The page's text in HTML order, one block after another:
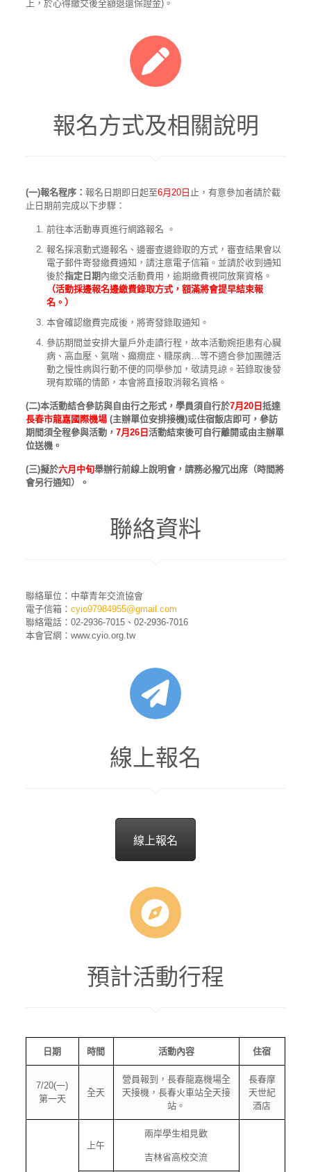
上，於心得繳交後全額退還保證金)。
報名方式及相關說明
(一)報名程序： 報名日期即日起至6月20日 止，有意參加者請於截
止日期前完成以下步驟：
前往本活動專頁進行網路報名 。
報名採滾動式邊報名、邊審查邊錄取的方式，審查結果會以
電子郵件寄發繳費通知，請注意電子信箱。並請於收到通知
後於指定日期 內繳交活動費用，逾期繳費視同放棄資格。
（活動採邊報名邊繳費錄取方式，額滿將會提早結束報
名。）
本會確認繳費完成後，將寄發錄取通知。
參訪期間並安排大量戶外走讀行程，故本活動婉拒患有心臟
病、高血壓、氣喘、癲癇症、糖尿病…等不適合參加團體活
動之慢性病與行動不便的同學參加，敬請見諒。若錄取後發
現有欺暪的情節，本會將直接取消報名資格。
(二)本活動結合參訪與自由行之形式，學員須自行於7月20日 抵達
長春市龍嘉國際機場(主辦單位安排接機)或住宿飯店即可，參訪
期間須全程參與活動， 7月26日 活動結束後可自行離開或由主辦單
位送機。
(三)擬於六月中旬舉辦行前線上說明會，請務必撥冗出席（時間將
會另行通知）。
聯絡資料
聯絡單位：中華青年交流協會
電子信箱： cyio97984955@gmail.com
聯絡電話：02-2936-7015、02-2936-7016
本會官網：www.cyio.org.tw
線上報名
線上報名
預計活動行程
日期 時間 活動內容 住宿
7/20(一)
第一天
全天
營員報到，長春龍嘉機場全
天接機，長春火車站全天接
站。
長春摩
天世紀
酒店
上午
兩岸學生相見歡
吉林省高校交流